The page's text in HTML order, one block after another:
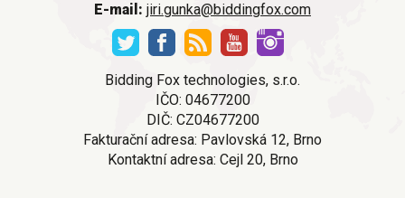
E-mail: jiri.gunka@biddingfox.com
Bidding Fox technologies, s.r.o.
IČO: 04677200
DIČ: CZ04677200
Fakturační adresa: Pavlovská 12, Brno
Kontaktní adresa: Cejl 20, Brno